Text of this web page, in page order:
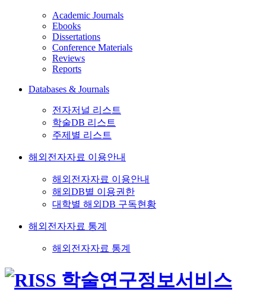
Academic Journals
Ebooks
Dissertations
Conference Materials
Reviews
Reports
Databases & Journals
전자저널 리스트
학술DB 리스트
주제별 리스트
해외전자자료 이용안내
해외전자자료 이용안내
해외DB별 이용권한
대학별 해외DB 구독현황
해외전자자료 통계
해외전자자료 통계